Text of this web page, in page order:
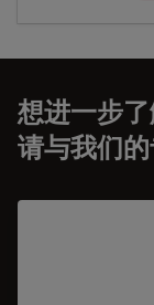
想进一步
请与我们的